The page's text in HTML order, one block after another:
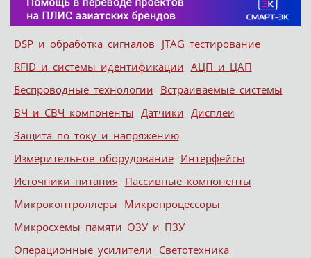
Меню
Skip to content
DSP и обработка сигналов JTAG тестирование
RFID и системы идентификации АЦП и ЦАП
Беспроводные технологии Встраиваемые системы
ВЧ и СВЧ компоненты Датчики Дисплеи
Защита по току и напряжению
Измерительное оборудование Интерфейсы
Источники питания Пассивные компоненты
Микроконтроллеры Микропроцессоры
Микросхемы памяти ОЗУ и ПЗУ
Операционные усилители Светотехника